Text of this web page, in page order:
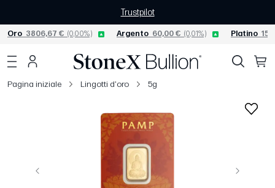
Trustpilot
Oro 3806,67 € (0,00%) Argento 60,00 € (0,01%) Platino
Pagina iniziale Lingotti d'oro 5g
Precedente Avanti